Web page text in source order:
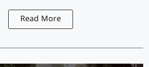
Read More